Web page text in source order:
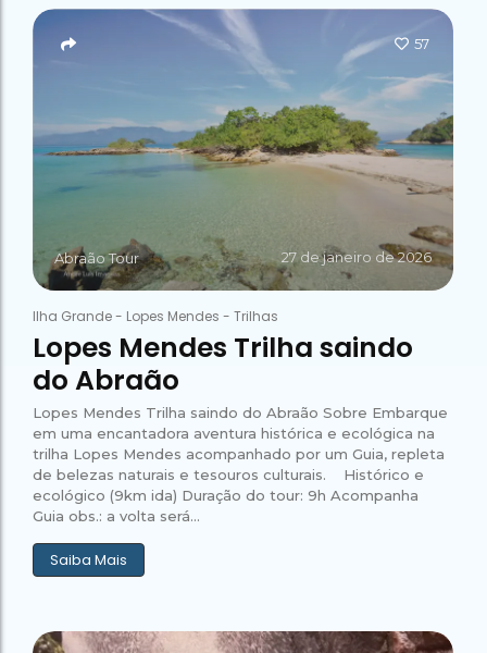
Paradisíacas
Gruta
Lagoa
Azul de
Romântico
no Saco do
de Solteira
Caipirinha
Passeio
Bate e
Rio x
Ilha
Grande
do
Azul de
Escuna
no Saco do
Caipirinha
Tour na
Ilha
Passeio
Bate e
Volta
Rio x
Ilha
Grande
Abraão Tour 27 de janeiro de 2026
57
Ilha Grande- Lopes Mendes - Trilhas
Lopes Mendes Trilha saindo
do Abraão
Lopes Mendes Trilha saindo do Abraão Sobre Embarque
em uma encantadora aventura histórica e ecológica na
trilha Lopes Mendes acompanhado por um Guia, repleta
de belezas naturais e tesouros culturais. Histórico e
ecológico (9km ida) Duração do tour: 9h Acompanha
Guia obs.: a volta será...
Saiba Mais